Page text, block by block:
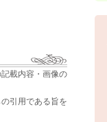
載内容・画像の
引用である旨を